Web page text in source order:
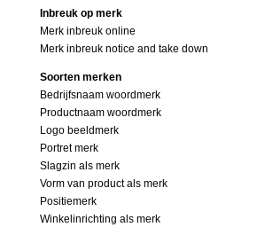
Inbreuk op merk
Merk inbreuk online
Merk inbreuk notice and take down
Soorten merken
Bedrijfsnaam woordmerk
Productnaam woordmerk
Logo beeldmerk
Portret merk
Slagzin als merk
Vorm van product als merk
Positiemerk
Winkelinrichting als merk